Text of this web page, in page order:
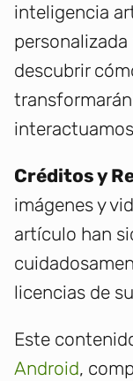
inteligencia
descubrir
Créditos y
imágenes y
artículo han
licencias de
Este
Android,